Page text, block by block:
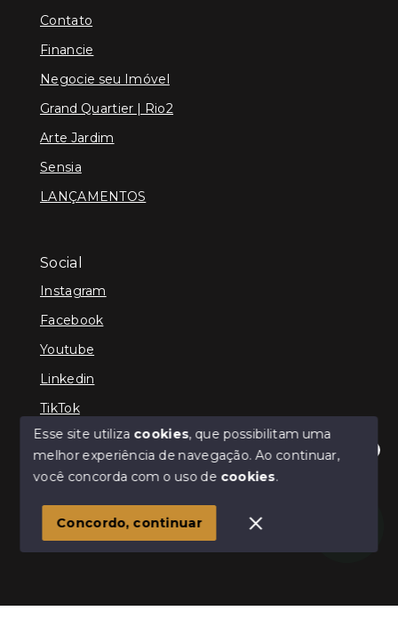
Olá! Estamos disponíveis para te ajudar.
Contato
Financie
Negocie seu Imóvel
Grand Quartier | Rio2
Arte Jardim
Sensia
LANÇAMENTOS
Social
Instagram
Facebook
Youtube
Linkedin
TikTok
© Copyright 2026 - TEFE IMÓVEIS - Todos os direitos
SITE PARA IMOBILIARIA
Esse site utiliza cookies, que possibilitam uma
melhor experiência de navegação.Ao continuar,
você concorda com o uso de cookies.
Concordo, continuar